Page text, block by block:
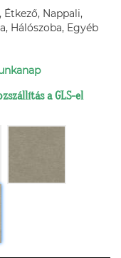
Étkező, Nappali,
Hálószoba, Egyéb
a GLS-el